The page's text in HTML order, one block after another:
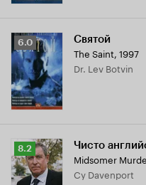
Рейтинг
Кинопоиска
6.0
6.0 Святой
The Saint, 1997
Dr. Lev Botvin
Рейтинг
Кинопоиска
8.2
8.2 Чисто
Midsomer
Cy Davenport